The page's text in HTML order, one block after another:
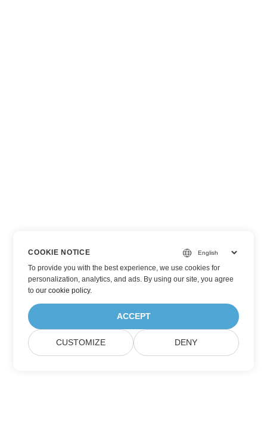
COOKIE NOTICE
To provide you with the best experience, we use cookies for
personalization, analytics, and ads. By using our site, you agree
toour cookie policy.
ACCEPT
CUSTOMIZE DENY